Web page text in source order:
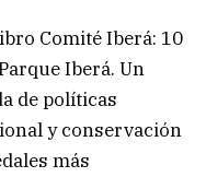
Comité Iberá: 10
Iberá. Un
de políticas
y conservación
más